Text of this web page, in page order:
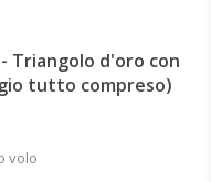
Triangolo d'oro con
tutto compreso)
volo